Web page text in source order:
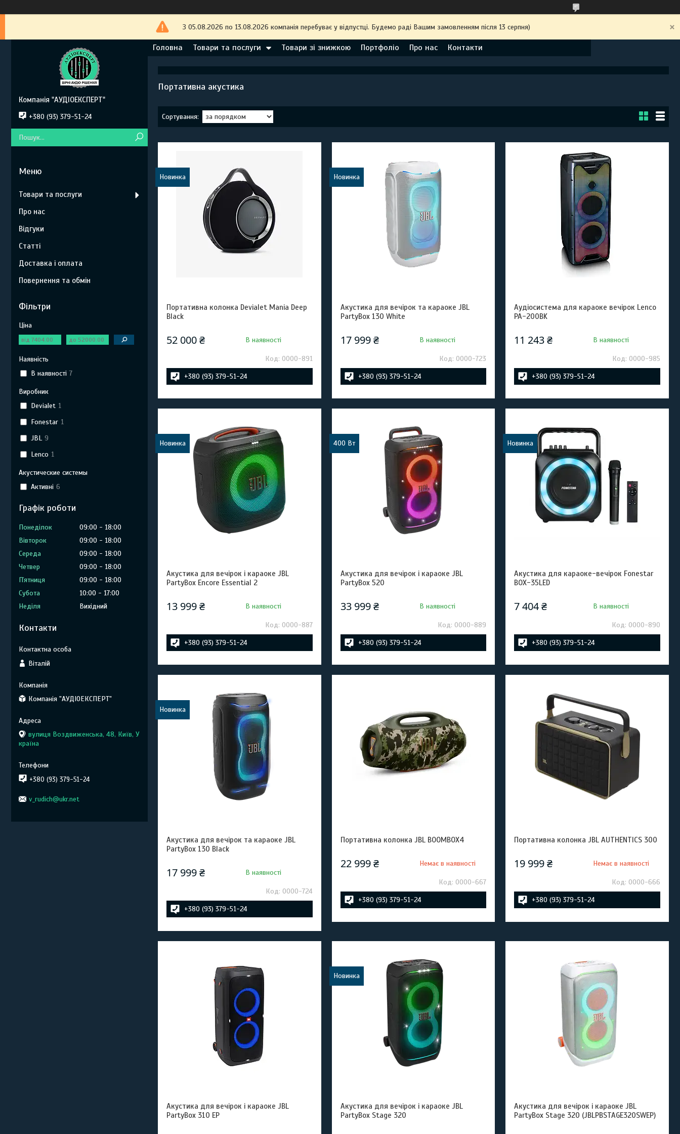
З 05.08.2026 по 13.08.2026 компанія перебуває у відпустці. Будемо раді Вашим замовленням після 13 серпня)
Головна Товари та послуги Товари зі знижкою Портфоліо Про нас Контакти
Портативна акустика
Новинка
Портативна колонка Devialet Mania Deep
Black
52 000 ₴ В наявності
0000-891
+380 (93) 379-51-24
Новинка
Акустика для вечірок та караоке JBL
PartyBox 130 White
17 999 ₴ В наявності
0000-723
+380 (93) 379-51-24
Аудіосистема для караоке вечірок Lenco
PA-200BK
11 243 ₴ В наявності
0000-985
+380 (93) 379-51-24
Новинка
Акустика для вечірок і караоке JBL
PartyBox Encore Essential 2
13 999 ₴ В наявності
0000-887
+380 (93) 379-51-24
400 Вт
Акустика для вечірок і караоке JBL
PartyBox 520
33 999 ₴ В наявності
0000-889
+380 (93) 379-51-24
Новинка
Акустика для караоке-вечірок Fonestar
BOX-35LED
7 404 ₴ В наявності
0000-890
+380 (93) 379-51-24
Новинка
Акустика для вечірок та караоке JBL
PartyBox 130 Black
17 999 ₴ В наявності
0000-724
+380 (93) 379-51-24
Портативна колонка JBL BOOMBOX4
22 999 ₴ Немає в наявності
0000-667
+380 (93) 379-51-24
Портативна колонка JBL AUTHENTICS 300
19 999 ₴ Немає в наявності
0000-666
+380 (93) 379-51-24
Акустика для вечірок і караоке JBL
PartyBox 310 EP
Новинка
Акустика для вечірок і караоке JBL
PartyBox Stage 320
Акустика для вечірок і караоке JBL
PartyBox Stage 320 (JBLPBSTAGE320SWEP)
Компанія "АУДІОЕКСПЕРТ"
+380 (93) 379-51-24
Товари та послуги
Про нас
Відгуки
Статті
Доставка і оплата
Повернення та обмін
Фільтри
Ціна
Наявність
В наявності 7
Виробник
Devialet 1
Fonestar 1
JBL 9
Lenco 1
Акустические системы
Активні 6
Графік роботи
Понеділок 09:00
18:00
Вівторок
09:00
18:00
Середа
09:00
18:00
Четвер
09:00
18:00
Пʼятниця
09:00
18:00
Субота
10:00
17:00
Неділя
Вихідний
Контакти
Віталій
Компанія "АУДІОЕКСПЕРТ"
вулиця Воздвиженська, 48, Київ, У
країна
+380 (93) 379-51-24
v_rudich@ukr.net